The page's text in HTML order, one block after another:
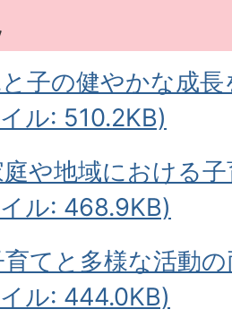
子の健やかな成
ル: 510.2KB)
や地域における
ル: 468.9KB)
てと多様な活動
ル: 444.0KB)